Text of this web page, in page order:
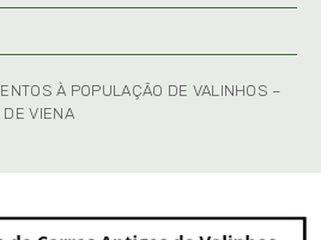
À POPULAÇÃO DE VALINHOS –
DE VIENA